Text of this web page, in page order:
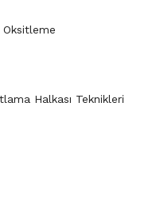
Halkası Teknikleri